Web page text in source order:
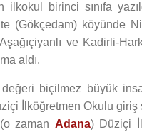
birinci sınıfa
(Gökçedam) köyünde
ve Kadirli-
aldı.
değeri biçilmez büyük
İlköğretmen Okulu giriş
zaman Adana) Düziçi